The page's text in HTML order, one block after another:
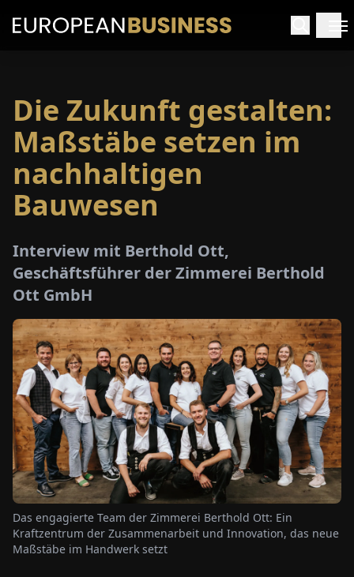
NEWS
ÜBER
UNS
ENDEFRESITNLPLHU
Die Zukunft gestalten:
Maßstäbe setzen im
nachhaltigen
Bauwesen
Interview mit Berthold Ott,
Geschäftsführer der Zimmerei Berthold
Ott GmbH
Das engagierte Team der Zimmerei Berthold Ott: Ein
Kraftzentrum der Zusammenarbeit und Innovation, das neue
Maßstäbe im Handwerk setzt